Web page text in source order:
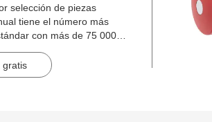
selección de piezas
tiene el número más
con más de 75 000
gratis